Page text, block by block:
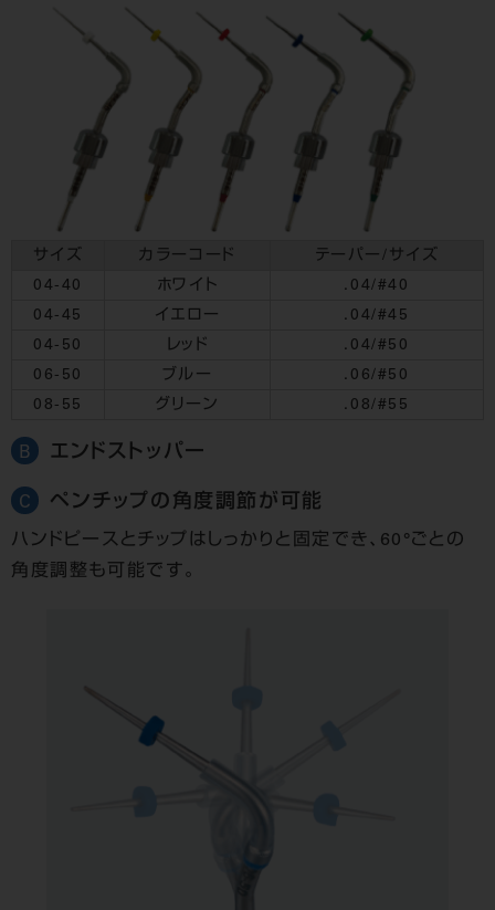
サイズ カラーコード
テーパー/サイズ
04-40
ホワイト
.04/#40
04-45
イエロー
.04/#45
04-50
レッド
.04/#50
06-50
ブルー
.06/#50
08-55
グリーン .08/#55
B エンドストッパー
C ペンチップの 角度調節が可能
ハンドピースとチップはしっかりと固定でき、 60°ごとの
角度調整も 可能です。